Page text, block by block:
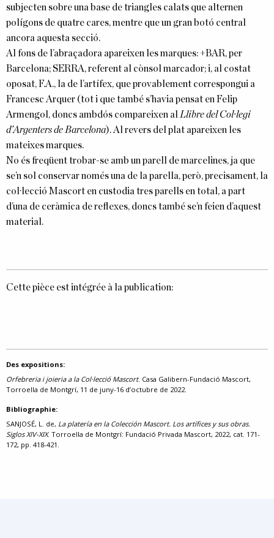
subjecten sobre una base de triangles calats que alternen
polígons de quatre cares, mentre que un gran botó central
ancora aquesta secció.
Al fons de l’abraçadora apareixen les marques: +BAR, per
Barcelona; SERRA, referent al cònsol marcador; i, al costat
oposat, F.A., la de l’artífex, que provablement correspongui a
Francesc Arquer (tot i que també s’havia pensat en Felip
Armengol, doncs ambdós compareixen al Llibre del Col·legi
d’Argenters de Barcelona). Al revers del plat apareixen les
mateixes marques.
No és freqüent trobar-se amb un parell de marcelines, ja que
se’n sol conservar només una de la parella, però, precisament, la
col·lecció Mascort en custodia tres parells en total, a part
d’una de ceràmica de reflexes, doncs també se’n feien d’aquest
material.
Cette pièce est intégrée à la publication:
Des expositions:
Orfebreria i joieria a la Col·lecció Mascort. Casa Galibern-Fundació Mascort,
Torroella de Montgrí, 11 de juny-16 d’octubre de 2022.
Bibliographie:
SANJOSÉ, L. de, La platería en la Colección Mascort. Los artífices y sus obras.
Siglos XIV-XIX. Torroella de Montgrí: Fundació Privada Mascort, 2022, cat. 171-
172, pp. 418-421.